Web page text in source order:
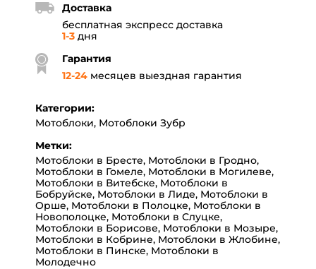
Доставка
бесплатная экспресс доставка
1-3 дня
Гарантия
12-24 месяцев выездная гарантия
Категории:
Мотоблоки, Мотоблоки Зубр
Метки:
Мотоблоки в Бресте, Мотоблоки в Гродно,
Мотоблоки в Гомеле, Мотоблоки в Могилеве,
Мотоблоки в Витебске, Мотоблоки в
Бобруйске, Мотоблоки в Лиде, Мотоблоки в
Орше, Мотоблоки в Полоцке, Мотоблоки в
Новополоцке, Мотоблоки в Слуцке,
Мотоблоки в Борисове, Мотоблоки в Мозыре,
Мотоблоки в Кобрине, Мотоблоки в Жлобине,
Мотоблоки в Пинске, Мотоблоки в
Молодечно